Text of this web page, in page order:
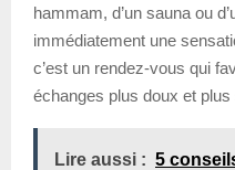
hammam, d’un sauna ou
immédiatement une
c’est un rendez-vous qui
échanges plus doux et
Lire aussi : 5